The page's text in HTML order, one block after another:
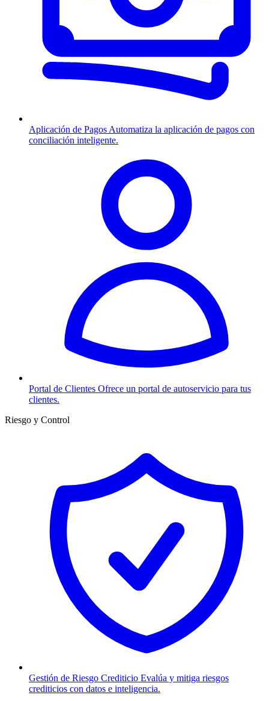
Aplicación de Pagos Automatiza la aplicación de pagos con
conciliación inteligente.
Portal de Clientes Ofrece un portal de autoservicio para tus
clientes.
Riesgo y Control
Gestión de Riesgo Crediticio Evalúa y mitiga riesgos
crediticios con datos e inteligencia.